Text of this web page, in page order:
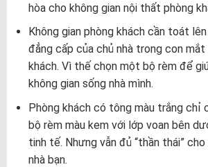
hòa cho không gian nội thất phòng
Không gian phòng khách cần toát
đẳng cấp của chủ nhà trong con mắt
khách. Vì thế chọn một bộ rèm để
không gian sống nhà mình.
Phòng khách có tông màu trắng chỉ
bộ rèm màu kem với lớp voan bên
tinh tế. Nhưng vẫn đủ “thần thái”
nhà bạn.